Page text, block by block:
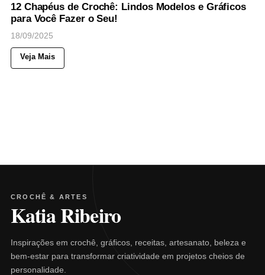
12 Chapéus de Crochê: Lindos Modelos e Gráficos
para Você Fazer o Seu!
18/09/2025
Veja Mais
CROCHÊ & ARTES
Katia Ribeiro
Inspirações em crochê, gráficos, receitas, artesanato, beleza e
bem-estar para transformar criatividade em projetos cheios de
personalidade.